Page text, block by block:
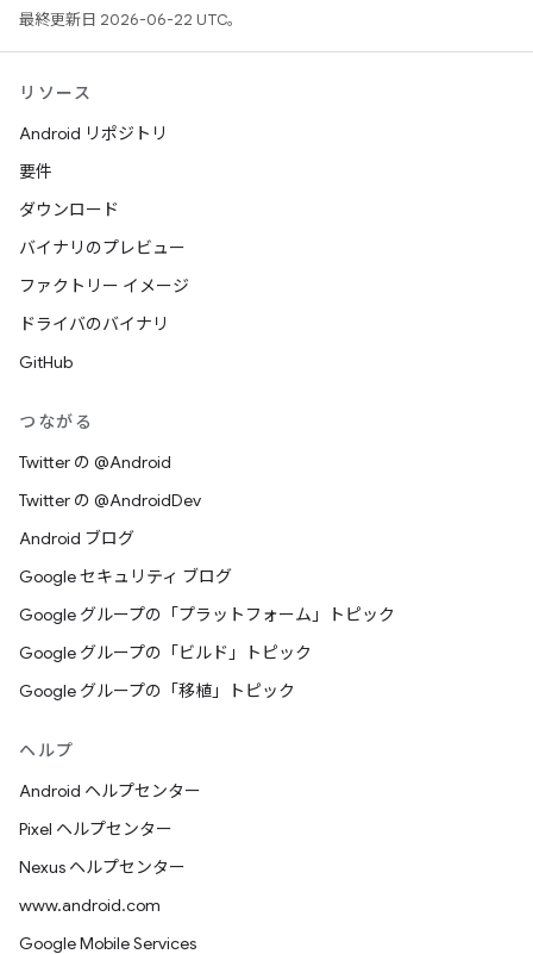
最終更新日 2026-06-22 UTC。
リソース
Android リポジトリ
要件
ダウンロード
バイナリのプレビュー
ファクトリー イメージ
ドライバのバイナリ
GitHub
つながる
Twitter の @Android
Twitter の @AndroidDev
Android ブログ
Google セキュリティ ブログ
Google グループの「プラットフォーム」トピック
Google グループの「ビルド」トピック
Google グループの「移植」トピック
ヘルプ
Android ヘルプセンター
Pixel ヘルプセンター
Nexus ヘルプセンター
www.android.com
Google Mobile Services